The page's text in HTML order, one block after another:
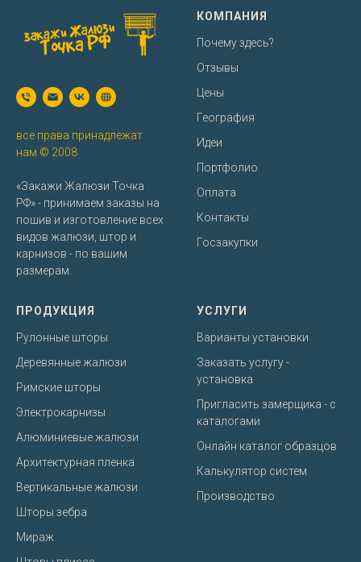
все права принадлежат
нам © 2008
«Закажи Жалюзи Точка
РФ» - принимаем заказы на
пошив и изготовление всех
видов жалюзи, штор и
карнизов - по вашим
размерам.
КОМПАНИЯ
Почему здесь?
Отзывы
Цены
География
Идеи
Портфолио
Оплата
Контакты
Госзакупки
ПРОДУКЦИЯ
Рулонные шторы
Деревянные жалюзи
Римские шторы
Электрокарнизы
Алюминиевые жалюзи
Архитектурная пленка
Вертикальные жалюзи
Шторы зебра
Мираж
УСЛУГИ
Варианты установки
Заказать услугу -
установка
Пригласить замерщика - с
каталогами
Онлайн каталог образцов
Калькулятор систем
Производство